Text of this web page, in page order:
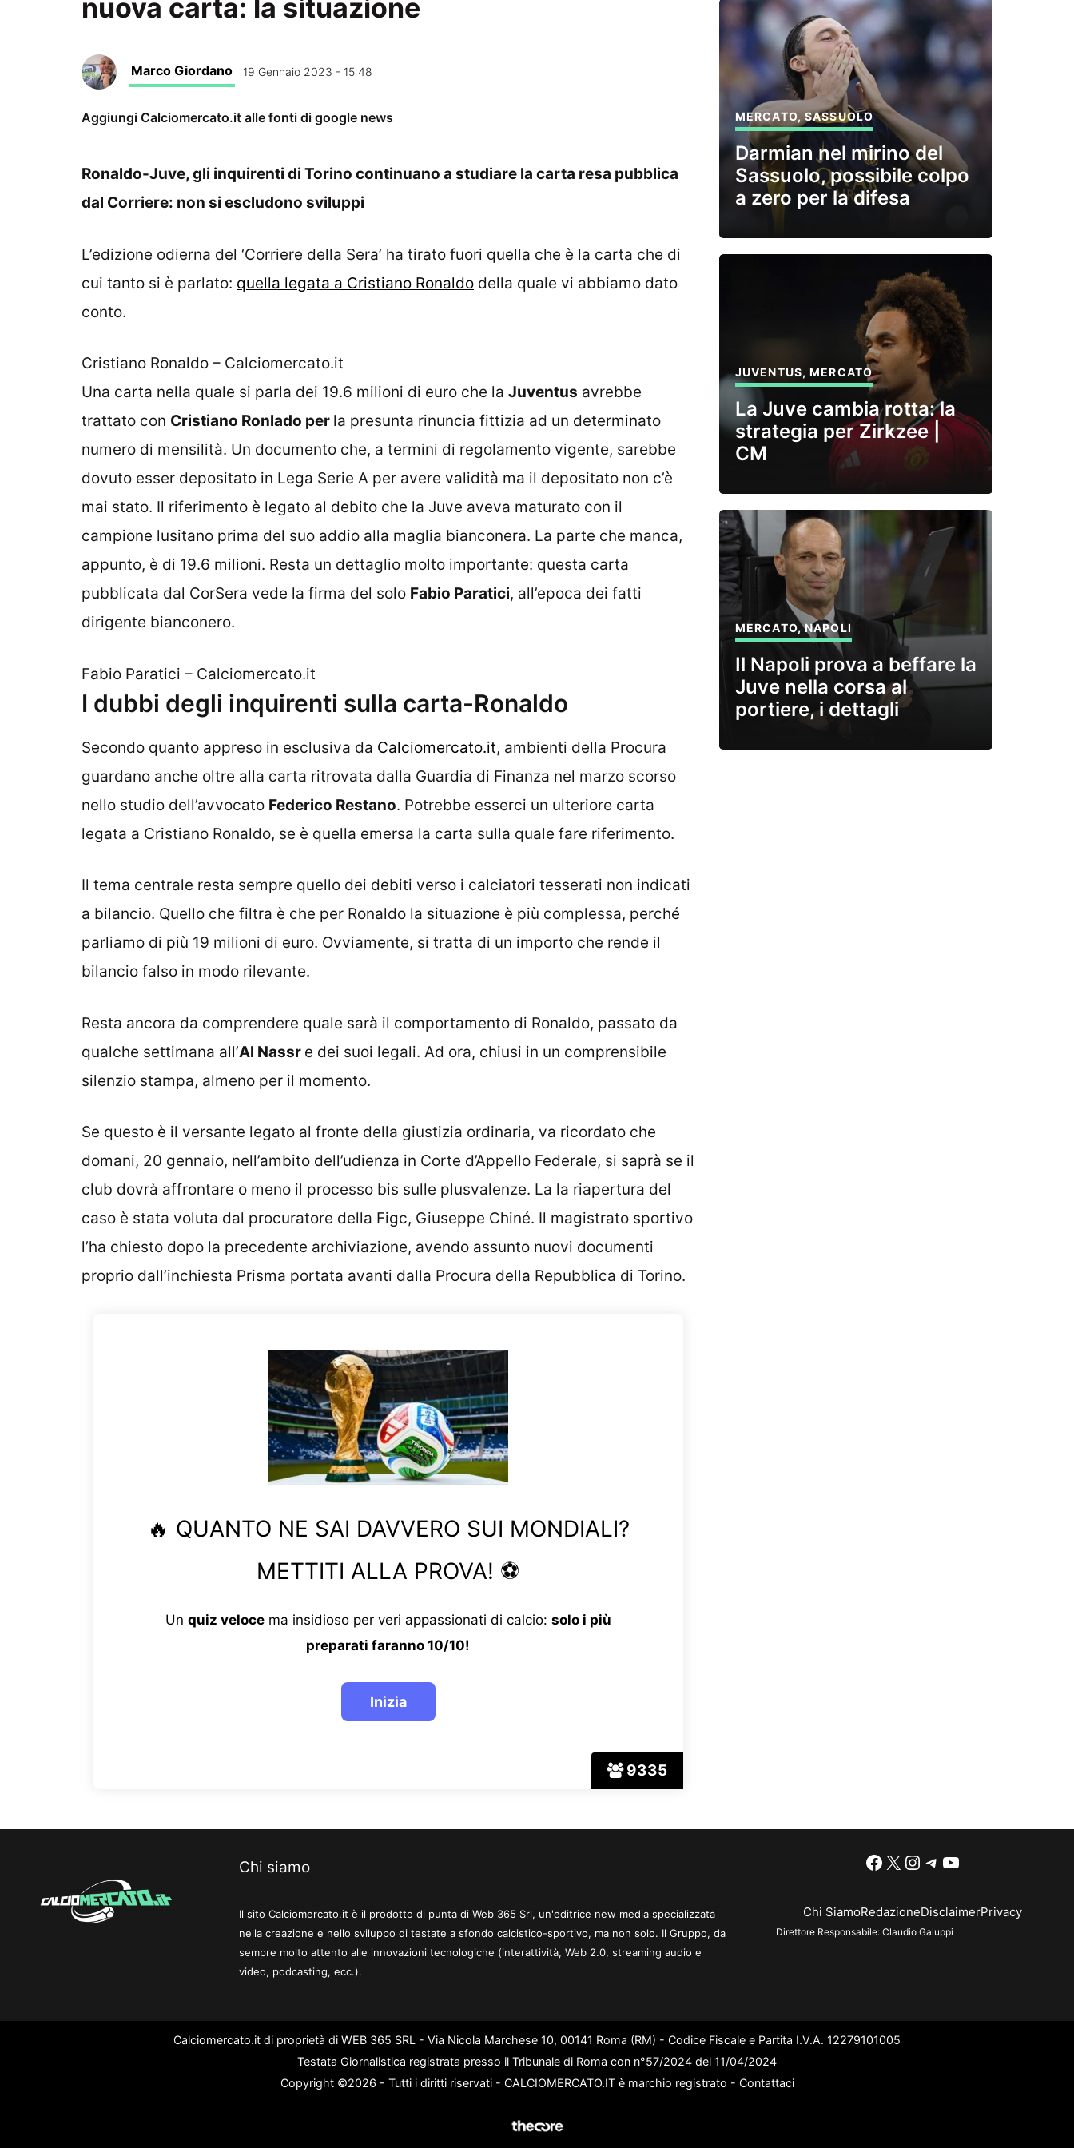
nuova carta: la situazione
Marco Giordano 19 Gennaio 2023 - 15:48
Aggiungi Calciomercato.it alle fonti di google news
Ronaldo-Juve, gli inquirenti di Torino continuano a studiare la carta resa pubblica
dal Corriere: non si escludono sviluppi
L’edizione odierna del ‘Corriere della Sera’ ha tirato fuori quella che è la carta che di
cui tanto si è parlato: quella legata a Cristiano Ronaldo della quale vi abbiamo dato
conto.
Cristiano Ronaldo – Calciomercato.it
Una carta nella quale si parla dei 19.6 milioni di euro che la Juventus avrebbe
trattato con Cristiano Ronlado per la presunta rinuncia fittizia ad un determinato
numero di mensilità. Un documento che, a termini di regolamento vigente, sarebbe
dovuto esser depositato in Lega Serie A per avere validità ma il depositato non c’è
mai stato. Il riferimento è legato al debito che la Juve aveva maturato con il
campione lusitano prima del suo addio alla maglia bianconera. La parte che manca,
appunto, è di 19.6 milioni. Resta un dettaglio molto importante: questa carta
pubblicata dal CorSera vede la firma del solo Fabio Paratici, all’epoca dei fatti
dirigente bianconero.
Fabio Paratici – Calciomercato.it
I dubbi degli inquirenti sulla carta-Ronaldo
Secondo quanto appreso in esclusiva da Calciomercato.it, ambienti della Procura
guardano anche oltre alla carta ritrovata dalla Guardia di Finanza nel marzo scorso
nello studio dell’avvocato Federico Restano. Potrebbe esserci un ulteriore carta
legata a Cristiano Ronaldo, se è quella emersa la carta sulla quale fare riferimento.
Il tema centrale resta sempre quello dei debiti verso i calciatori tesserati non indicati
a bilancio. Quello che filtra è che per Ronaldo la situazione è più complessa, perché
parliamo di più 19 milioni di euro. Ovviamente, si tratta di un importo che rende il
bilancio falso in modo rilevante.
Resta ancora da comprendere quale sarà il comportamento di Ronaldo, passato da
qualche settimana all’Al Nassr e dei suoi legali. Ad ora, chiusi in un comprensibile
silenzio stampa, almeno per il momento.
Se questo è il versante legato al fronte della giustizia ordinaria, va ricordato che
domani, 20 gennaio, nell’ambito dell’udienza in Corte d’Appello Federale, si saprà se il
club dovrà affrontare o meno il processo bis sulle plusvalenze. La la riapertura del
caso è stata voluta dal procuratore della Figc, Giuseppe Chiné. Il magistrato sportivo
l’ha chiesto dopo la precedente archiviazione, avendo assunto nuovi documenti
proprio dall’inchiesta Prisma portata avanti dalla Procura della Repubblica di Torino.
9335
🔥 QUANTO NE SAI DAVVERO SUI MONDIALI?
METTITI ALLA PROVA! ⚽
Un quiz velocema insidioso per veri appassionati di calcio: solo i più
preparati faranno 10/10!
MERCATO,SASSUOLO
Darmian nel mirino del
Sassuolo, possibile colpo
a zero per la difesa
JUVENTUS,MERCATO
La Juve cambia rotta: la
strategia per Zirkzee |
CM
MERCATO,NAPOLI
Il Napoli prova a beffare la
Juve nella corsa al
portiere, i dettagli
Chi siamo
Il sito Calciomercato.it è il prodotto di punta di Web 365 Srl, un'editrice new media specializzata
nella creazione e nello sviluppo di testate a sfondo calcistico-sportivo, ma non solo. Il Gruppo, da
sempre molto attento alle innovazioni tecnologiche (interattività, Web 2.0, streaming audio e
video, podcasting, ecc.).
Facebook
X Instagram
Telegram
YouTube
Chi SiamoRedazioneDisclaimerPrivacy
Direttore Responsabile: Claudio Galuppi
Calciomercato.it di proprietà di WEB 365 SRL - Via Nicola Marchese 10, 00141 Roma (RM) - Codice Fiscale e Partita I.V.A. 12279101005
Testata Giornalistica registrata presso il Tribunale di Roma con n°57/2024 del 11/04/2024
Copyright ©2026 - Tutti i diritti riservati - CALCIOMERCATO.IT è marchio registrato - Contattaci